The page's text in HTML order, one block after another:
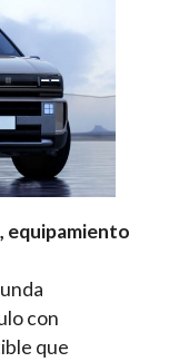
equipamiento
con
que